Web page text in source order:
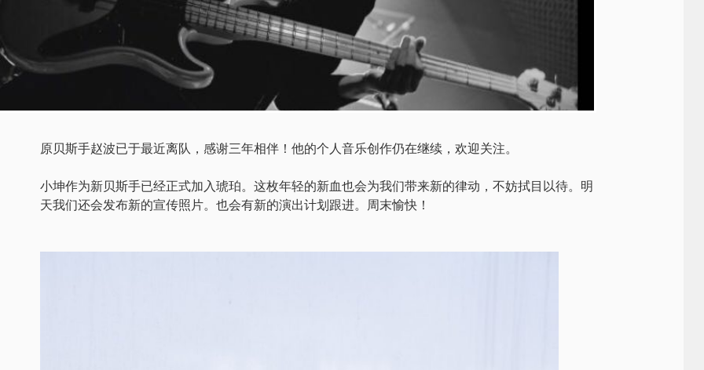
原贝斯手赵波已于最近离队，感谢三年相伴！他的个人音乐创作仍在继续，欢迎关注。
小坤作为新贝斯手已经正式加入琥珀。这枚年轻的新血也会为我们带来新的律动，不妨拭目以待。明
天我们还会发布新的宣传照片。也会有新的演出计划跟进。周末愉快！